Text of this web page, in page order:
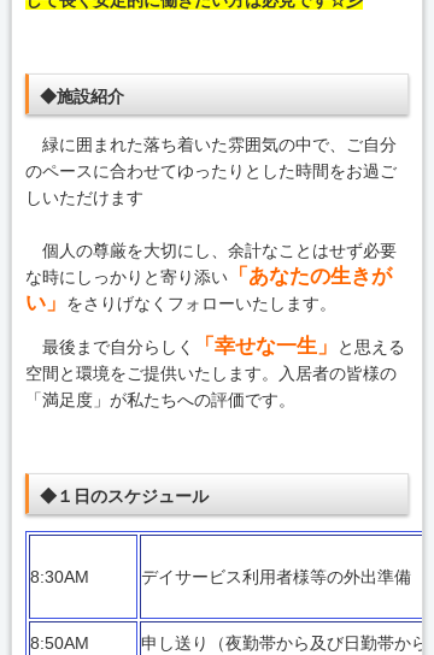
◆施設紹介
緑に囲まれた落ち着いた雰囲気の中で、ご自分
のペースに合わせてゆったりとした時間をお過ご
しいただけます
個人の尊厳を大切にし、余計なことはせず必要
な時にしっかりと寄り添い
「あなたの生きが
い」
をさりげなくフォローいたします。
最後まで自分らしく 「幸せな一生」
と思える
空間と環境をご提供いたします。入居者の皆様の
「満足度」が私たちへの評価です。
◆１日のスケジュール
8:30AM デイサービス利用者様等の外出準備
8:50AM 申し送り（夜勤帯から及び日勤帯から